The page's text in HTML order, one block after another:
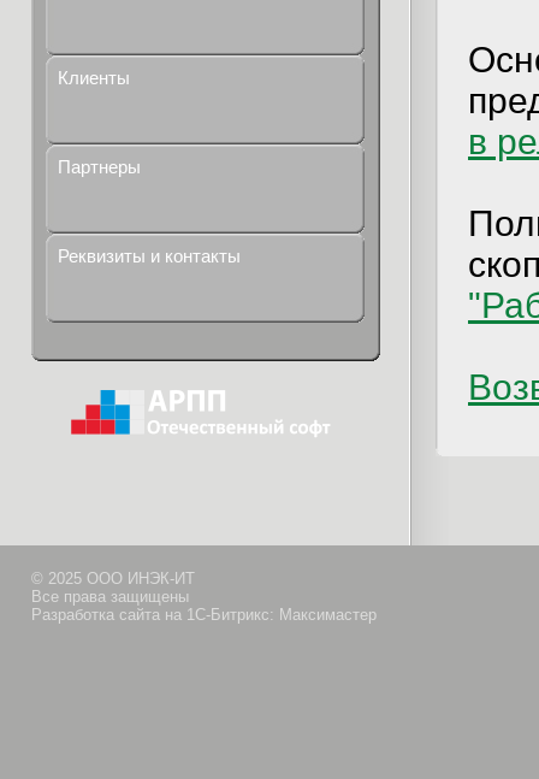
Клиенты
Партнеры
Реквизиты и контакты
в
© 2025 ООО ИНЭК-ИТ
Все права защищены
Разработка сайта на 1С-Битрикс: Максимастер